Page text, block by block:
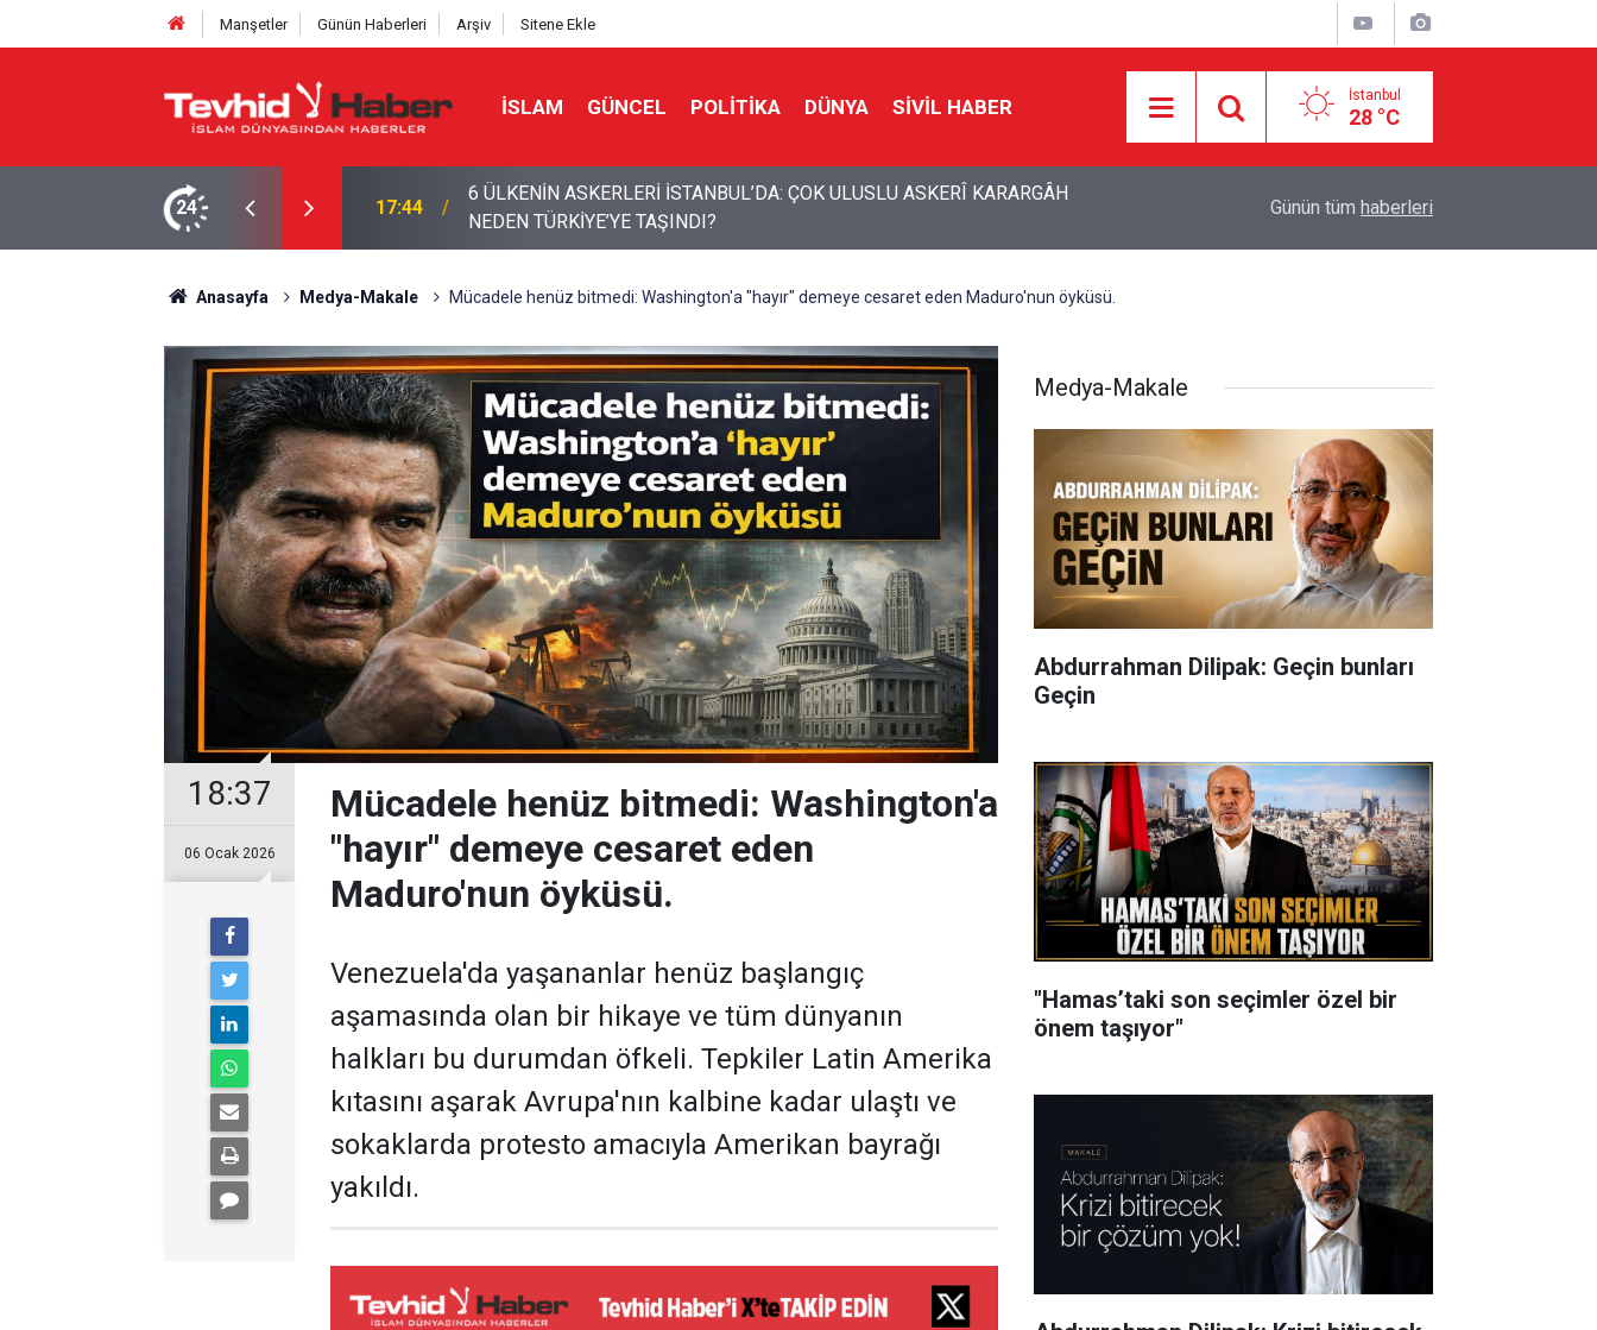
Manşetler Günün Haberleri Arşiv Sitene Ekle
İSLAM GÜNCEL POLITIKA DÜNYA SIVIL HABER İstanbul
28 °C
24
ÇOK ULUSLU ASKERÎ KARARGÂH
15:01 İran’dan bölgeye çağrı: Yabancı güçler çıkarılmalı
geri kaldık
Günün tüm haberleri
Anasayfa Medya-Makale Mücadele henüz bitmedi: Washington'a "hayır" demeye cesaret eden Maduro'nun öyküsü.
18:37
06 Ocak 2026
Mücadele henüz bitmedi: Washington'a
"hayır" demeye cesaret eden
Maduro'nun öyküsü.
Venezuela'da yaşananlar henüz başlangıç ​​
aşamasında olan bir hikaye ve tüm dünyanın
halkları bu durumdan öfkeli. Tepkiler Latin Amerika
kıtasını aşarak Avrupa'nın kalbine kadar ulaştı ve
sokaklarda protesto amacıyla Amerikan bayrağı
yakıldı.
Medya-Makale
Abdurrahman Dilipak: Geçin bunları
Geçin
"Hamas’taki son seçimler özel bir
önem taşıyor"